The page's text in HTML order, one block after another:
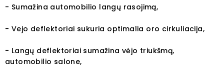
- Sumažina automobilio langų rasojimą,
- Vejo deflektoriai sukuria optimalia oro cirkuliacija,
- Langų deflektoriai sumažina vėjo triukšmą,
automobilio salone,